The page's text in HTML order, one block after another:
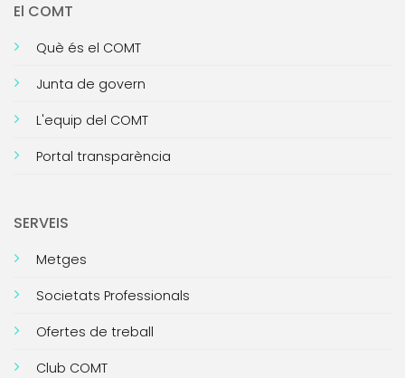
El COMT
Què és el COMT
Junta de govern
L'equip del COMT
Portal transparència
SERVEIS
Metges
Societats Professionals
Ofertes de treball
Club COMT